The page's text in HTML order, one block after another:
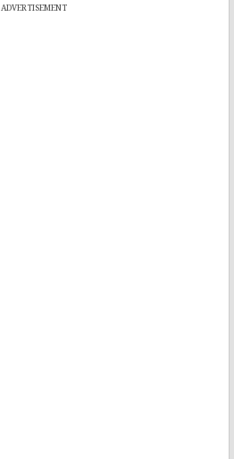
ADVERTISEMENT